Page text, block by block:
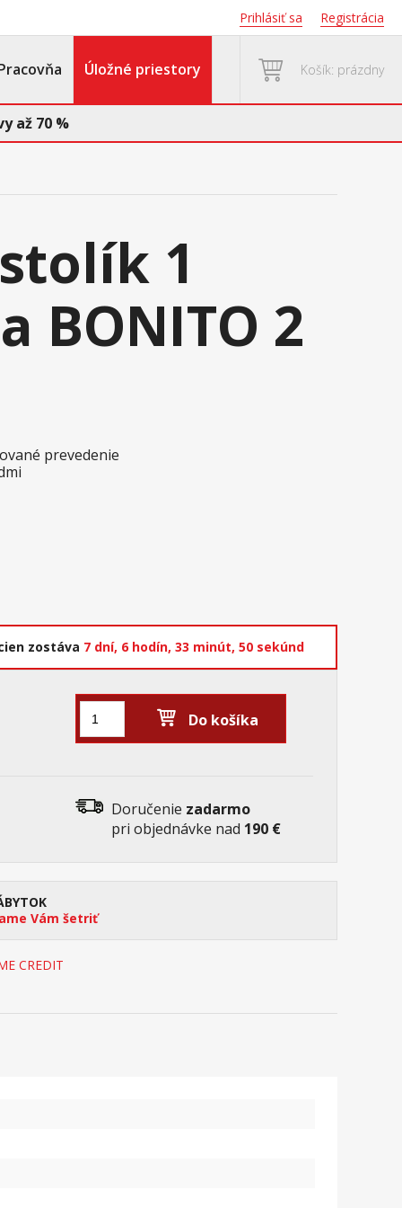
Prihlásiť sa Registrácia
Úložné priestory Košík: prázdny
až 70 %
1
BONITO 2
prevedenie
zostáva 7 dní, 6 hodín, 33 minút, 48 sekúnd
Do košíka
Doručenie zadarmo
pri objednávke nad 190 €
Vám šetriť
CREDIT